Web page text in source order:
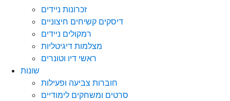
זכרונות ניידים
דיסקים קשיחים חיצוניים
רמקולים ניידים
מצלמות דיגיטליות
ראשי דיו וטונרים
שונות
חוברות צביעה ופעילות
סרטים ומשחקים לימודיים